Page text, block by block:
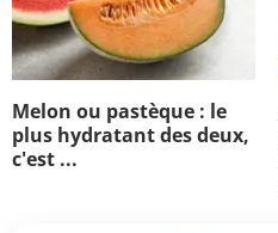
Melon ou pastèque : le
plus hydratant des deux,
c'est ...